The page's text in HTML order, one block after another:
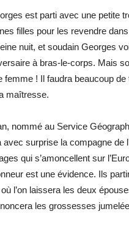
est parti avec une petite
filles pour les revendre
nuit, et soudain Georges
à bras-le-corps. Mais
femme ! Il faudra beaucoup de
maîtresse.
nommé au Service
surprise la compagne de
qui s’amoncellent sur
est une évidence. Ils
l’on laissera les deux
les grossesses